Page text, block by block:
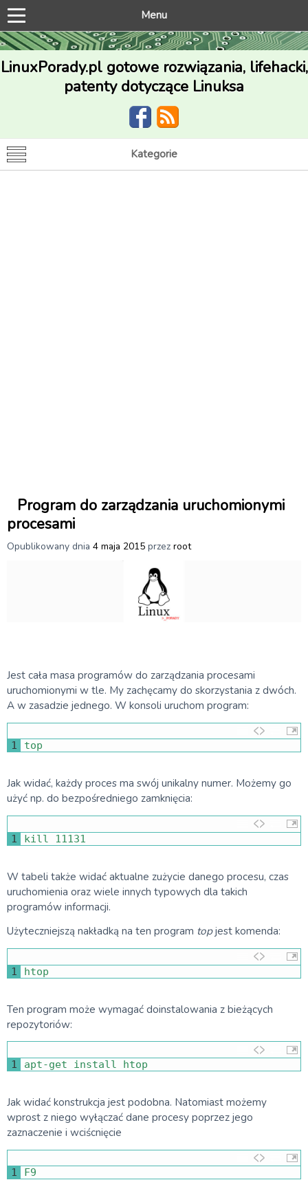
Menu
LinuxPorady.pl gotowe rozwiązania, lifehacki,
patenty dotyczące Linuksa
Kategorie
Program do zarządzania uruchomionymi
procesami
Opublikowany dnia 4 maja 2015 przez root
Jest cała masa programów do zarządzania procesami
uruchomionymi w tle. My zachęcamy do skorzystania z dwóch.
A w zasadzie jednego. W konsoli uruchom program:
1 top
Jak widać, każdy proces ma swój unikalny numer. Możemy go
użyć np. do bezpośredniego zamknięcia:
1 kill 11131
W tabeli także widać aktualne zużycie danego procesu, czas
uruchomienia oraz wiele innych typowych dla takich
programów informacji.
Użyteczniejszą nakładką na ten program topjest komenda:
1 htop
Ten program może wymagać doinstalowania z bieżących
repozytoriów:
1 apt-get install htop
Jak widać konstrukcja jest podobna. Natomiast możemy
wprost z niego wyłączać dane procesy poprzez jego
zaznaczenie i wciścnięcie
1 F9